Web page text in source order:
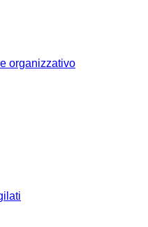
organizzativo